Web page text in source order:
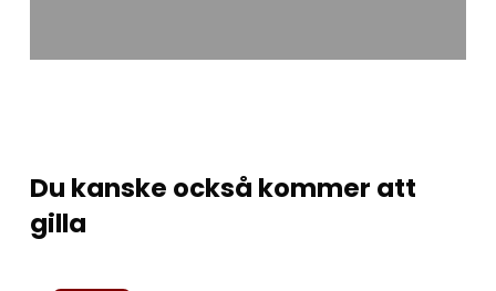
Du kanske också kommer att
gilla